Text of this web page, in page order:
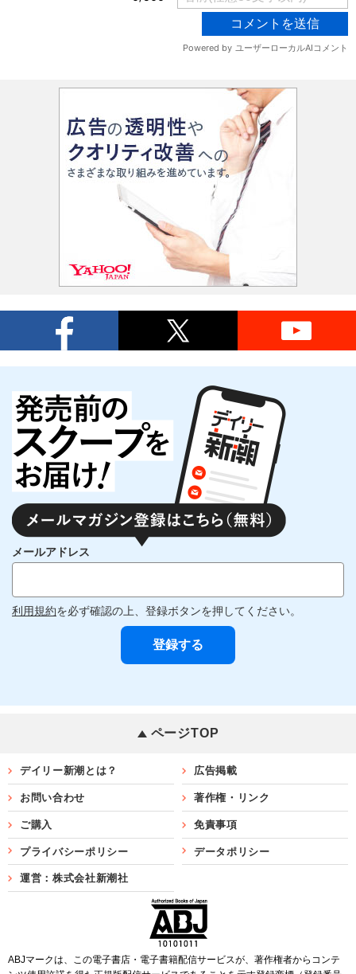
メールアドレス
利用規約を必ず確認の上、登録ボタンを押してください。
ページTOP
デイリー新潮とは？ 広告掲載
お問い合わせ 著作権・リンク
ご購入 免責事項
プライバシーポリシー データポリシー
運営：株式会社新潮社
ABJマークは、この電子書店・電子書籍配信サービスが、著作権者からコンテ